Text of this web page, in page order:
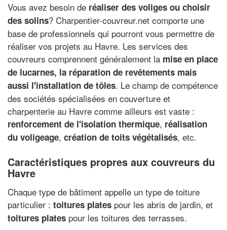
Vous avez besoin de réaliser des voliges ou choisir
des solins? Charpentier-couvreur.net comporte une
base de professionnels qui pourront vous permettre de
réaliser vos projets au Havre. Les services des
couvreurs comprennent généralement la mise en place
de lucarnes, la réparation de revêtements mais
aussi l'installation de tôles. Le champ de compétence
des sociétés spécialisées en couverture et
charpenterie au Havre comme ailleurs est vaste :
renforcement de l'isolation thermique, réalisation
du voligeage, création de toits végétalisés, etc.
Caractéristiques propres aux couvreurs du
Havre
Chaque type de bâtiment appelle un type de toiture
particulier : toitures plates pour les abris de jardin, et
toitures plates pour les toitures des terrasses.